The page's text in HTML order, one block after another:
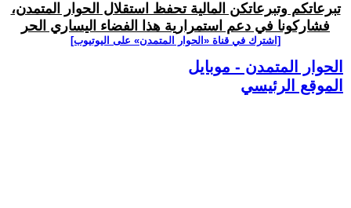
تبرعاتكم وتبرعاتكن المالية تحفظ استقلال الحوار المتمدن،
فشاركونا في دعم استمرارية هذا الفضاء اليساري الحر
[اشترك في قناة ‫«الحوار المتمدن» على اليوتيوب]
الحوار المتمدن - موبايل
الموقع الرئيسي